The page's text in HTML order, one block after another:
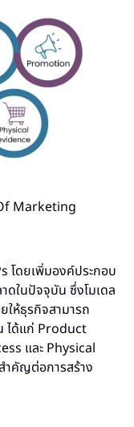
Marketing
โดยเพิ่มองค์ประกอบ
ดในปัจจุบัน ซึ่งโมเดล
ให้ธุรกิจสามารถ
ได้แก่ Product
และ Physical
ำคัญต่อการสร้าง